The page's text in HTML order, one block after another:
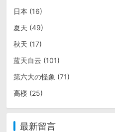
日本 (16)
夏天 (49)
秋天 (17)
蓝天白云 (101)
第六大の怪象 (71)
高楼 (25)
最新留言